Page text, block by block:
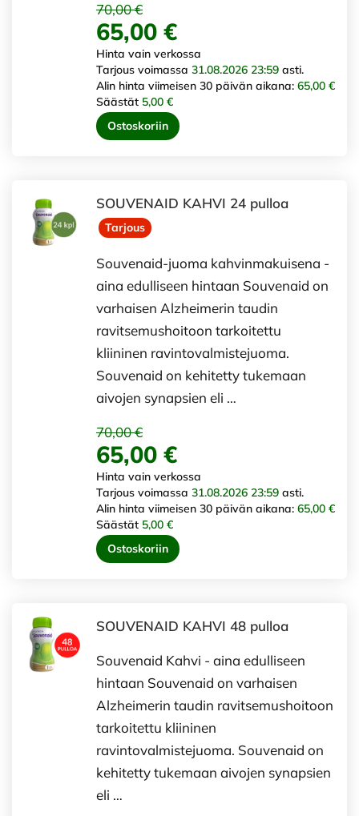
70,00 €
65,00 €
Hinta vain verkossa
Tarjous voimassa 31.08.2026 23:59 asti.
Alin hinta viimeisen 30 päivän aikana: 65,00 €
Säästät 5,00 €
Ostoskoriin
SOUVENAID KAHVI 24 pulloa
Tarjous
Souvenaid-juoma kahvinmakuisena -
aina edulliseen hintaan Souvenaid on
varhaisen Alzheimerin taudin
ravitsemushoitoon tarkoitettu
kliininen ravintovalmistejuoma.
Souvenaid on kehitetty tukemaan
aivojen synapsien eli …
70,00 €
65,00 €
Hinta vain verkossa
Tarjous voimassa 31.08.2026 23:59 asti.
Alin hinta viimeisen 30 päivän aikana: 65,00 €
Säästät 5,00 €
Ostoskoriin
SOUVENAID KAHVI 48 pulloa
Souvenaid Kahvi - aina edulliseen
hintaan Souvenaid on varhaisen
Alzheimerin taudin ravitsemushoitoon
tarkoitettu kliininen
ravintovalmistejuoma. Souvenaid on
kehitetty tukemaan aivojen synapsien
eli …